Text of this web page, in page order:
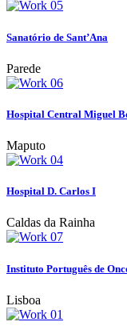
Sanatório de Sant’Ana
Parede
Hospital Central Miguel
Maputo
Hospital D. Carlos I
Caldas da Rainha
Instituto Português de
Lisboa